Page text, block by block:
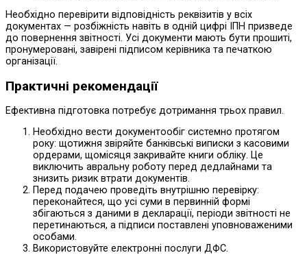
Необхідно перевірити відповідність реквізитів у всіх
документах — розбіжність навіть в одній цифрі ІПН призведе
до повернення звітності. Усі документи мають бути прошиті,
пронумеровані, завірені підписом керівника та печаткою
організації.
Практичні рекомендації
Ефективна підготовка потребує дотримання трьох правил.
Необхідно вести документообіг системно протягом
року: щотижня звіряйте банківські виписки з касовими
ордерами, щомісяця закривайте книги обліку. Це
виключить авральну роботу перед дедлайнами та
знизить ризик втрати документів.
Перед подачею проведіть внутрішню перевірку:
переконайтеся, що усі суми в первинній формі
збігаються з даними в декларації, періоди звітності не
перетинаються, а підписи поставлені уповноваженими
особами.
Використовуйте електронні послуги ДФС.